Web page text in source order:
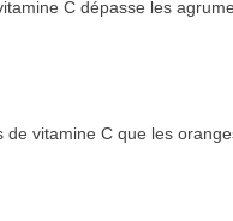
C dépasse les
vitamine C que les